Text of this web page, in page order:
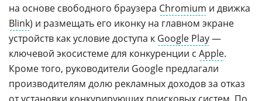
на основе свободного браузера Chromium и движка
Blink) и размещать его иконку на главном экране
устройств как условие доступа к Google Play—
ключевой экосистеме для конкуренции с Apple.
Кроме того, руководители Google предлагали
производителям долю рекламных доходов за отказ
от установки конкурирующих поисковых систем. По